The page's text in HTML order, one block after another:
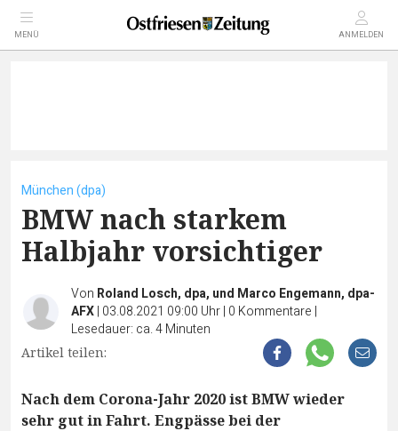
MENÜ ANMELDEN
München (dpa)
BMW nach starkem
Halbjahr vorsichtiger
Von Roland Losch, dpa, und Marco Engemann, dpa-
AFX| 03.08.2021 09:00 Uhr| 0 Kommentare |
Lesedauer: ca. 4 Minuten
Artikel teilen:
Nach dem Corona-Jahr 2020 ist BMW wieder
sehr gut in Fahrt. Engpässe bei der